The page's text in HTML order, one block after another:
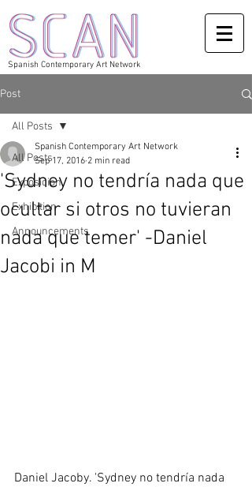
Spanish Contemporary Art Network
Post
All Posts
Exposicion
Exhibition
Announcements
All Posts
'Sydney no tendría nada que
ocultar si otros no tuvieran
nada que temer' -Daniel
Jacobi in M
Spanish Contemporary Art Network
Sep 17, 2016 2 min read
Daniel Jacoby. 'Sydney no tendría nada